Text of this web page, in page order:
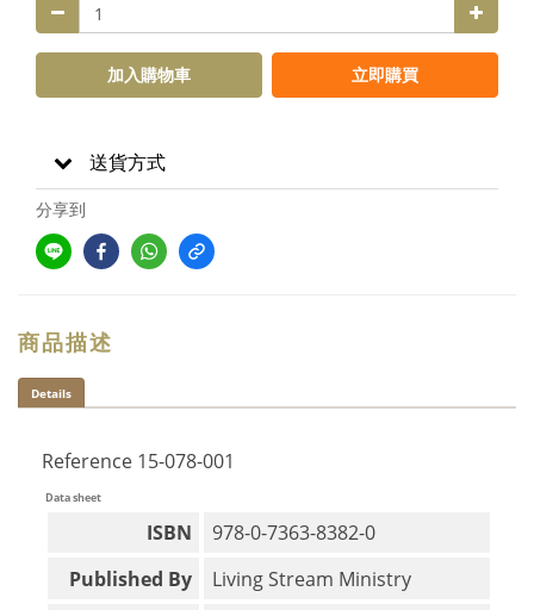
加入購物車 立即購買
送貨方式
分享到
商品描述
Details
Reference 15-078-001
Data sheet
ISBN
978-0-7363-8382-0
Published By
Living Stream Ministry